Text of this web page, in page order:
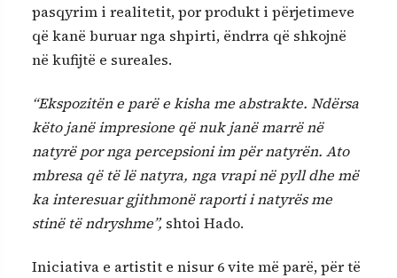
pasqyrim i realitetit, por produkt i përjetimeve
që kanë buruar nga shpirti, ëndrra që shkojnë
në kufijtë e sureales.
“Ekspozitën e parë e kisha me abstrakte. Ndërsa
këto janë impresione që nuk janë marrë në
natyrë por nga percepsioni im për natyrën. Ato
mbresa që të lë natyra, nga vrapi në pyll dhe më
ka interesuar gjithmonë raporti i natyrës me
stinë të ndryshme”, shtoi Hado.
Iniciativa e artistit e nisur 6 vite më parë, për të